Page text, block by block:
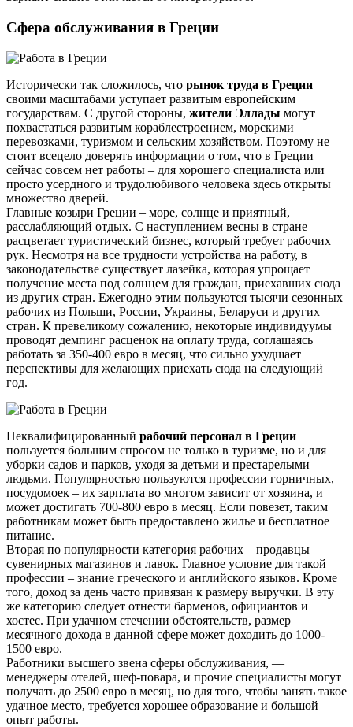
Сфера обслуживания в Греции
Исторически так сложилось, что рынок труда в Греции
своими масштабами уступает развитым европейским
государствам. С другой стороны, жители Эллады могут
похвастаться развитым кораблестроением, морскими
перевозками, туризмом и сельским хозяйством. Поэтому не
стоит всецело доверять информации о том, что в Греции
сейчас совсем нет работы – для хорошего специалиста или
просто усердного и трудолюбивого человека здесь открыты
множество дверей.
Главные козыри Греции – море, солнце и приятный,
расслабляющий отдых. С наступлением весны в стране
расцветает туристический бизнес, который требует рабочих
рук. Несмотря на все трудности устройства на работу, в
законодательстве существует лазейка, которая упрощает
получение места под солнцем для граждан, приехавших сюда
из других стран. Ежегодно этим пользуются тысячи сезонных
рабочих из Польши, России, Украины, Беларуси и других
стран. К превеликому сожалению, некоторые индивидуумы
проводят демпинг расценок на оплату труда, соглашаясь
работать за 350-400 евро в месяц, что сильно ухудшает
перспективы для желающих приехать сюда на следующий
год.
Неквалифицированный рабочий персонал в Греции
пользуется большим спросом не только в туризме, но и для
уборки садов и парков, уходя за детьми и престарелыми
людьми. Популярностью пользуются профессии горничных,
посудомоек – их зарплата во многом зависит от хозяина, и
может достигать 700-800 евро в месяц. Если повезет, таким
работникам может быть предоставлено жилье и бесплатное
питание.
Вторая по популярности категория рабочих – продавцы
сувенирных магазинов и лавок. Главное условие для такой
профессии – знание греческого и английского языков. Кроме
того, доход за день часто привязан к размеру выручки. В эту
же категорию следует отнести барменов, официантов и
хостес. При удачном стечении обстоятельств, размер
месячного дохода в данной сфере может доходить до 1000-
1500 евро.
Работники высшего звена сферы обслуживания, —
менеджеры отелей, шеф-повара, и прочие специалисты могут
получать до 2500 евро в месяц, но для того, чтобы занять такое
удачное место, требуется хорошее образование и большой
опыт работы.